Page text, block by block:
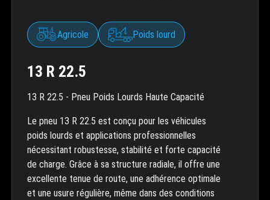
Agricole Poids lourd
13 R 22.5
13 R 22.5 - Pneu Poids Lourds Haute Capacité
Le pneu 13 R 22.5 est conçu pour les véhicules
poids lourds et applications professionnelles
nécessitant robustesse, stabilité et forte capacité
de charge. Grâce à sa structure radiale, il offre une
excellente tenue de route, une adhérence optimale
et une usure régulière, même dans des conditions